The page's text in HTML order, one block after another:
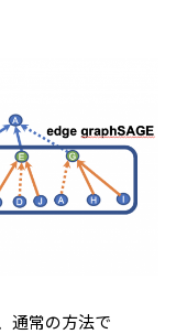
通常の方法で